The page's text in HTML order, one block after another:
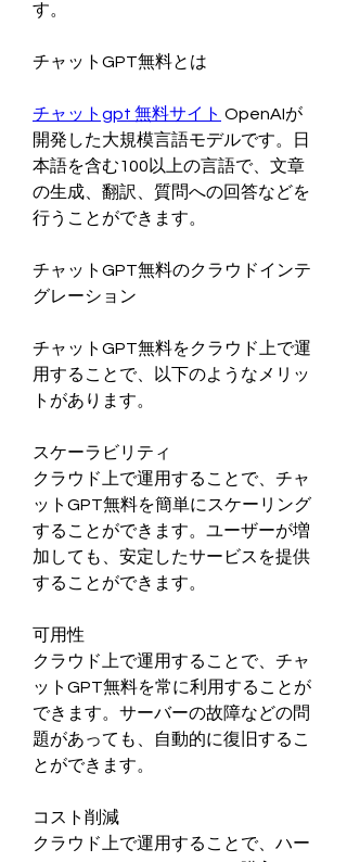
す。
チャットGPT無料とは
チャットgpt 無料サイト OpenAIが
開発した大規模言語モデルです。日
本語を含む100以上の言語で、文章
の生成、翻訳、質問への回答などを
行うことができます。
チャットGPT無料のクラウドインテ
グレーション
チャットGPT無料をクラウド上で運
用することで、以下のようなメリッ
トがあります。
スケーラビリティ
クラウド上で運用することで、チャ
ットGPT無料を簡単にスケーリング
することができます。ユーザーが増
加しても、安定したサービスを提供
することができます。
可用性
クラウド上で運用することで、チャ
ットGPT無料を常に利用することが
できます。サーバーの故障などの問
題があっても、自動的に復旧するこ
とができます。
コスト削減
クラウド上で運用することで、ハー